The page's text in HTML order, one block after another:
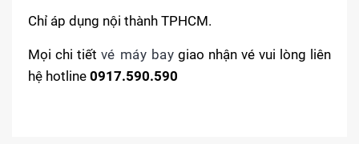
Chỉ áp dụng nội thành TPHCM.
Mọi chi tiết vé máy bay giao nhận vé vui lòng liên
hệ hotline 0917.590.590